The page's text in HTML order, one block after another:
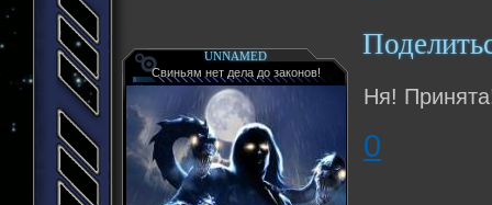
UNNAMED
Свиньям нет дела до законов!
Ня!
0